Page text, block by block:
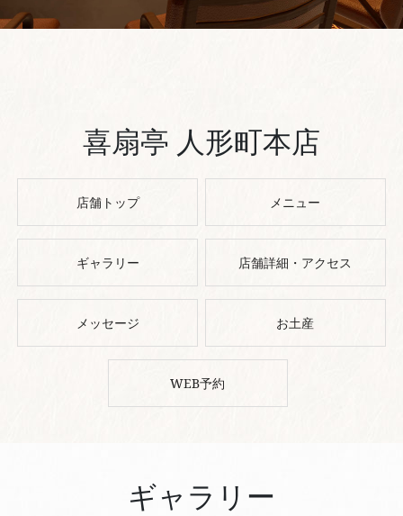
喜扇亭 人形町本店
店舗トップ メニュー
ギャラリー 店舗詳細・アクセス
メッセージ お土産
WEB予約
ギャラリー